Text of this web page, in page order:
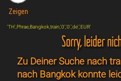
Zeigen
'TH',Phrae,Bangkok,train,'0','0','de','EUR'
Sorry, leider
Zu Deiner Suche nach
nach Bangkok konnte